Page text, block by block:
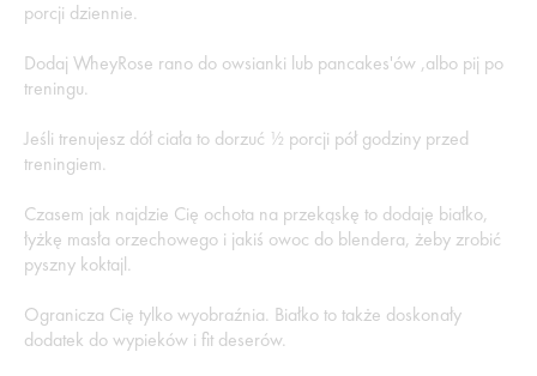
porcji dziennie.
Dodaj WheyRose rano do owsianki lub pancakes'ów ,albo pij po
treningu.
Jeśli trenujesz dół ciała to dorzuć ½ porcji pół godziny przed
treningiem.
Czasem jak najdzie Cię ochota na przekąskę to dodaję białko,
łyżkę masła orzechowego i jakiś owoc do blendera, żeby zrobić
pyszny koktajl.
Ogranicza Cię tylko wyobraźnia. Białko to także doskonały
dodatek do wypieków i fit deserów.